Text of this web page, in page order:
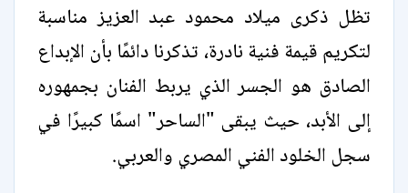
تظل ذكرى ميلاد محمود عبد العزيز مناسبة
لتكريم قيمة فنية نادرة، تذكرنا دائمًا بأن الإبداع
الصادق هو الجسر الذي يربط الفنان بجمهوره
إلى الأبد، حيث يبقى "الساحر" اسمًا كبيرًا في
سجل الخلود الفني المصري والعربي.